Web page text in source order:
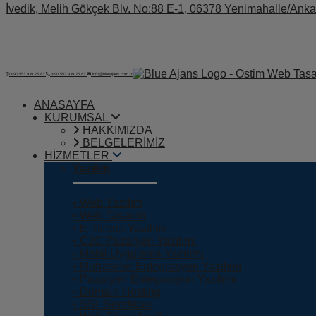
İvedik, Melih Gökçek Blv. No:88 E-1, 06378 Yenimahalle/
+90 553 939 25 83 +90 553 939 25 83 info@blueajans.com.tr
ANASAYFA
KURUMSAL
HAKKIMIZDA
BELGELERİMİZ
HİZMETLER
Yazılım
• Web Yazılım
• Web Tasarım
• E-Ticaret Yazılımı
• C2C Pazaryeri Yazılımı
• Mobil Uygulama Yazılımı
• Muhasebe Entegrasyon Yazılımı
• Pazaryeri Entegrasyon Yazılımı
• Domain Hosting
• SSL Sertifikası